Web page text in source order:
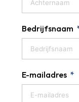
Bedrijfsnaam
E-mailadres